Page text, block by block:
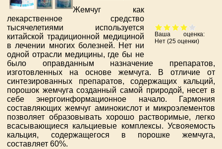
Ваша оценка:
Нет (25оценки)
Жемчуг как
лекарственное средство
тысячелетиями используется
китайской традиционной медициной
в лечении многих болезней. Нет ни
одной отрасли медицины, где бы не
было оправданным назначение препаратов,
изготовленных на основе жемчуга. В отличие от
синтезированных препаратов, содержащих кальций,
порошок жемчуга созданный самой природой, несет в
себе энергоинформационное начало. Гармония
составляющих жемчуг аминокислот и микроэлементов
позволяет образовывать хорошо растворимые, легко
всасывающиеся кальциевые комплексы. Усвояемость
кальция, содержащегося в порошке жемчуга,
составляет 60%.